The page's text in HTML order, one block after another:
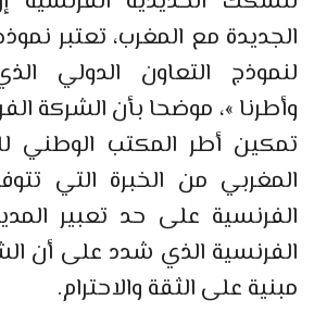
الجديدة مع المغرب، تعتبر
لنموذج التعاون الدولي
وأطرنا »، موضحا بأن الشركة
تمكين أطر المكتب الوطني
المغربي من الخبرة التي
الفرنسية على حد تعبير
الفرنسية الذي شدد على أن
مبنية على الثقة والاحترام.